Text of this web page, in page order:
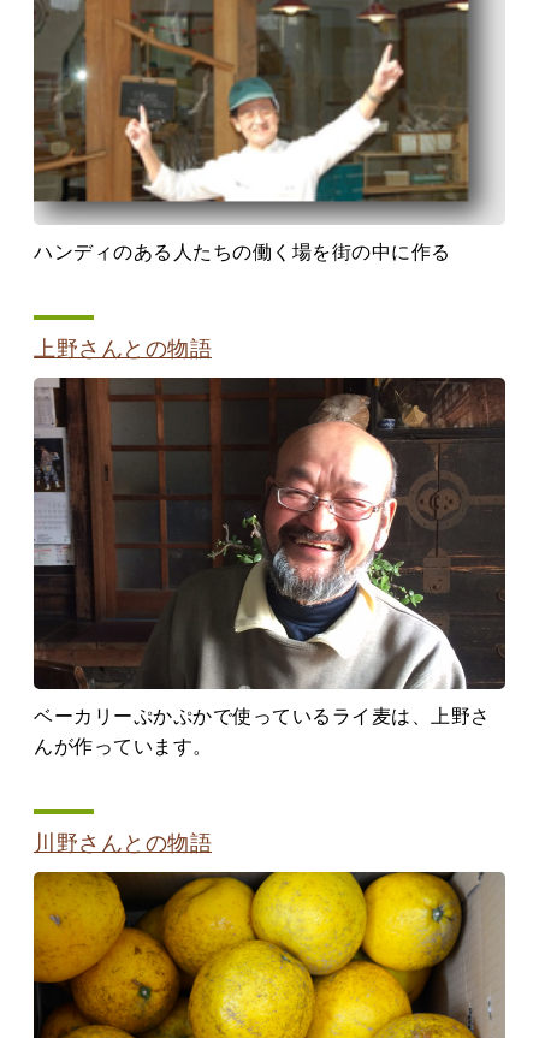
ハンディのある人たちの働く場を街の中に作る
上野さんとの物語
ベーカリーぷかぷかで使っているライ麦は、上野さ
んが作っています。
川野さんとの物語